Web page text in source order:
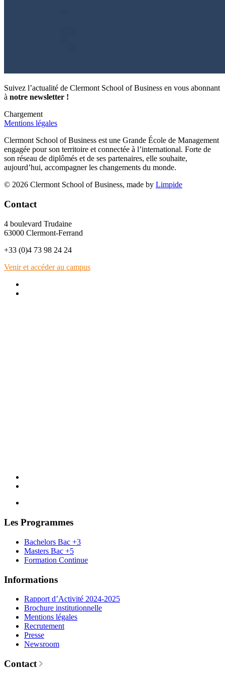
Suivez l’actualité de Clermont School of Business en vous abonnant
à notre newsletter !
Chargement
Mentions légales
Clermont School of Business est une Grande École de Management
engagée pour son territoire et connectée à l’international. Forte de
son réseau de diplômés et de ses partenaires, elle souhaite,
aujourd’hui, accompagner les changements du monde.
© 2026 Clermont School of Business, made by Limpide
Contact
4 boulevard Trudaine
63000 Clermont-Ferrand
+33 (0)4 73 98 24 24
Venir et accéder au campus
Les Programmes
Bachelors Bac +3
Masters Bac +5
Formation Continue
Informations
Rapport d’Activité 2024-2025
Brochure institutionnelle
Mentions légales
Recrutement
Presse
Newsroom
Contact